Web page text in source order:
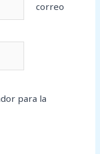
correo
para la